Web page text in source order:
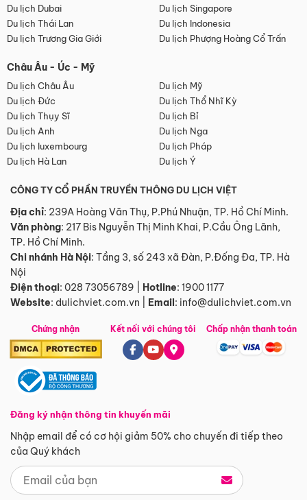
Du lịch Dubai
Du lịch Singapore
Du lịch Thái Lan
Du lịch Indonesia
Du lịch Trương Gia Giới
Du lịch Phượng Hoàng Cổ Trấn
Châu Âu - Úc - Mỹ
Du lịch Châu Âu
Du lịch Mỹ
Du lịch Đức
Du lịch Thổ Nhĩ Kỳ
Du lịch Thụy Sĩ
Du lịch Bỉ
Du lịch Anh
Du lịch Nga
Du lịch luxembourg
Du lịch Pháp
Du lịch Hà Lan
Du lịch Ý
CÔNG TY CỔ PHẦN TRUYỀN THÔNG DU LỊCH VIỆT
Địa chỉ: 239A Hoàng Văn Thụ, P.Phú Nhuận, TP. Hồ Chí Minh.
Văn phòng: 217 Bis Nguyễn Thị Minh Khai, P.Cầu Ông Lãnh,
TP. Hồ Chí Minh.
Chi nhánh Hà Nội: Tầng 3, số 243 xã Đàn, P.Đống Đa, TP. Hà
Nội
Điện thoại: 028 73056789 Hotline: 1900 1177
Website: dulichviet.com.vn Email: info@dulichviet.com.vn
Chứng nhận
Đăng ký nhận thông tin khuyến mãi
Nhập email để có cơ hội giảm 50% cho chuyến đi tiếp theo
của Quý khách
Kết nối với chúng tôi Chấp nhận thanh toán